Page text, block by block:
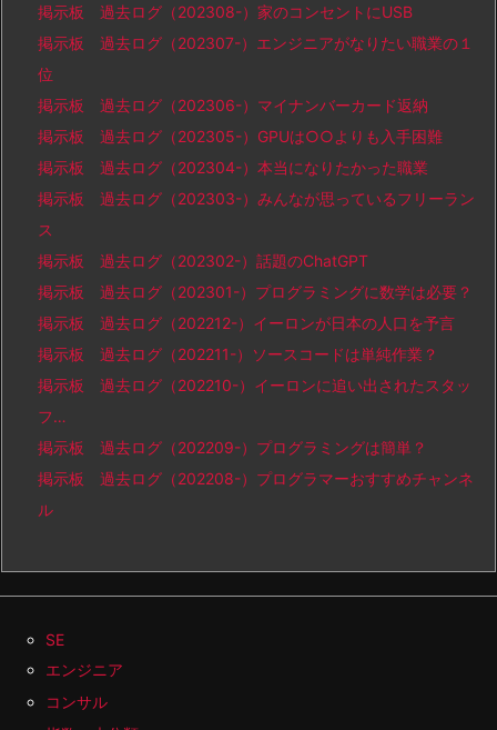
掲示板 過去ログ（202308-）家のコンセントにUSB
掲示板 過去ログ（202307-）エンジニアがなりたい職業の１
位
掲示板 過去ログ（202306-）マイナンバーカード返納
掲示板 過去ログ（202305-）GPUは○○よりも入手困難
掲示板 過去ログ（202304-）本当になりたかった職業
掲示板 過去ログ（202303-）みんなが思っているフリーラン
ス
掲示板 過去ログ（202302-）話題のChatGPT
掲示板 過去ログ（202301-）プログラミングに数学は必要？
掲示板 過去ログ（202212-）イーロンが日本の人口を予言
掲示板 過去ログ（202211-）ソースコードは単純作業？
掲示板 過去ログ（202210-）イーロンに追い出されたスタッ
フ…
掲示板 過去ログ（202209-）プログラミングは簡単？
掲示板 過去ログ（202208-）プログラマーおすすめチャンネ
ル
SE
エンジニア
コンサル